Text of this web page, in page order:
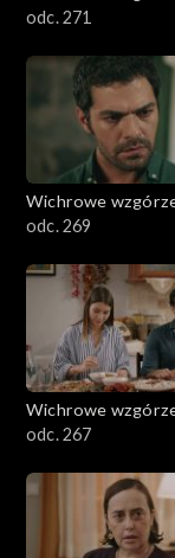
odc. 271
Wichrowe
odc. 269
Wichrowe
odc. 267